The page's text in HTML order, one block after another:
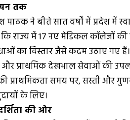
तक
ने बीते सात वर्षों में प्रदेश में
राज्य में 17 नए मेडिकल कॉलेजों की
का विस्तार जैसे कदम उठाए गए हैं।
और प्राथमिक देखभाल सेवाओं की
प्राथमिकता समय पर, सस्ती और
के लिए।
की ओर